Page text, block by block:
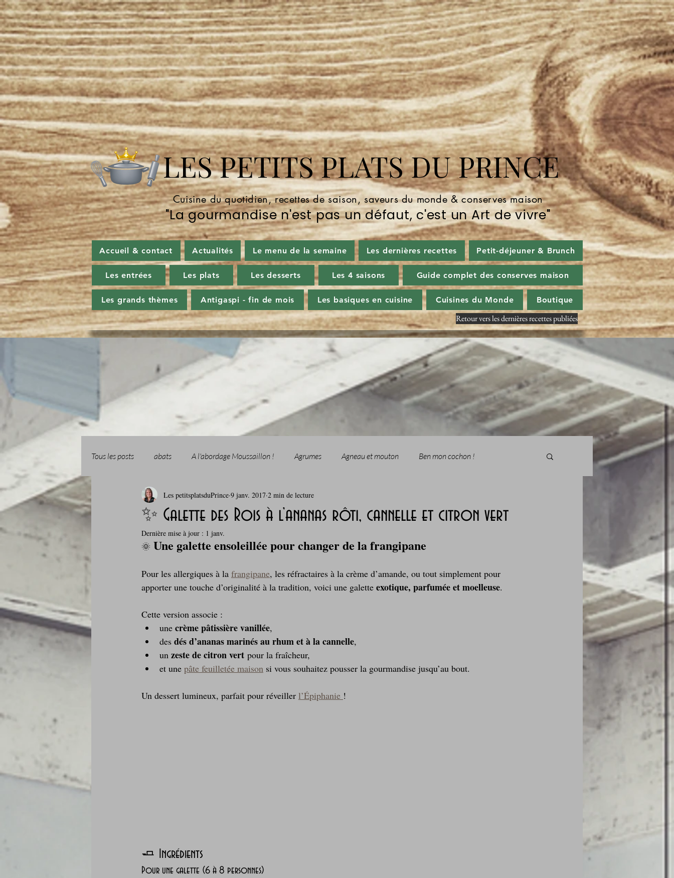
LES PETITS PLATS DU PRINCE
Cuisine du quotidien, recettes de saison, saveurs du monde & conserves maison
"La gourmandise n'est pas un défaut, c'est un Art de vivre"
Accueil & contact Actualités Le menu de la semaine Les dernières recettes Petit-déjeuner & Brunch
Les entrées Les plats Les desserts Les 4 saisons Guide complet des conserves maison
Les grands thèmes Antigaspi - fin de mois Les basiques en cuisine Cuisines du Monde Boutique
Retour vers les dernières recettes publiées
Tous les posts abats A l'abordage Moussaillon ! Agrumes Agneau et mouton Ben mon cochon !
Boissons et cocktails Boulangerie Breakfast c'est la rentrée !
Comfort food, les recettes doudou
Cuisine du Camping Déjeuner sur l'herbe Desserts - glaces - pâtisserie Finger food, snack Foire au vin
Fondus de chocolat fruits à coque
Glaces, sorbets, desserts glacés Grillades, barbecues et plancha
Je mange au bureau : gamelle, bento Laitages La Montagne ça nous gagne !
✨ Galette des Rois à l’ananas rôti, cannelle et citron vert
Les petitsplatsduPrince 9 janv. 2017 2 min de lecture
Dernière mise à jour : 1 janv.
🌞 Une galette ensoleillée pour changer de la frangipane
Pour les allergiques à la frangipane, les réfractaires à la crème d’amande, ou tout simplement pour
apporter une touche d’originalité à la tradition, voici une galette exotique, parfumée et moelleuse.
Cette version associe :
une crème pâtissière vanillée,
des dés d’ananas marinés au rhum et à la cannelle,
un zeste de citron vert pour la fraîcheur,
et une pâte feuilletée maison si vous souhaitez pousser la gourmandise jusqu’au bout.
Un dessert lumineux, parfait pour réveiller l’Épiphanie !
🧈 Ingrédients
Pour une galette (6 à 8 personnes)